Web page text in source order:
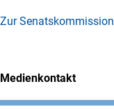
Zur Senatskommission
Medienkontakt